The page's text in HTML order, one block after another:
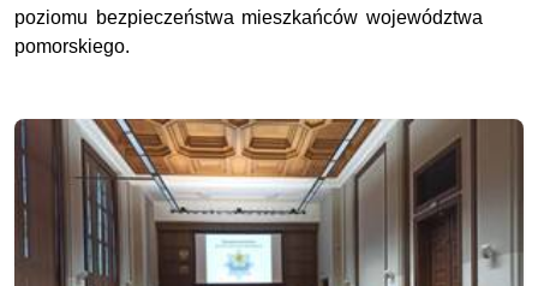
poziomu bezpieczeństwa mieszkańców województwa
pomorskiego.